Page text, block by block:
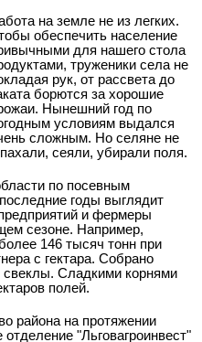
на земле не из легких.
обеспечить население
для нашего стола
труженики села не
рук, от рассвета до
борются за хорошие
Нынешний год по
условиям выдался
сложным. Но селяне не
сеяли, убирали поля.
по посевным
годы выглядит
и фермеры
сезоне. Например,
146 тысяч тонн при
с гектара. Собрано
свеклы. Сладкими корнями
полей.
района на протяжении
"Льговагроинвест"